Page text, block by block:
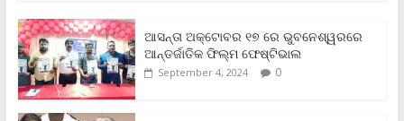
e
b
o
o
k
t
t
e
r
i
l
t
s
A
p
p
L
i
n
k
t
F
r
i
e
ଆସନ୍ତା ଅକ୍ଟୋବର ୧୭ ରେ ଭୁବନେଶ୍ୱରରେ
ଆନ୍ତର୍ଜାତିକ ଫିଲ୍ମ ଫେଷ୍ଟିଭାଲ
September 4, 2024 0